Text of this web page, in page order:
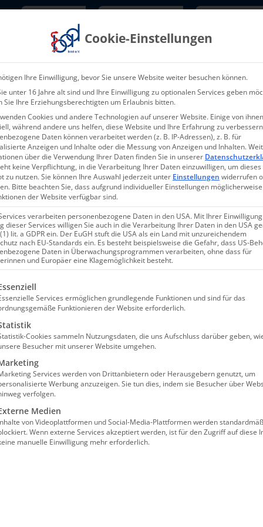
Über uns Aktuelles & Presse
2023
–
des
und Sachsen, aber auch in Brandenburg,
von Pflegeleistungen. Über diese
Stationäre Einrichtungen (bad) e.V., die in
deren Pflegebedarf durch die Leistungen der
Einkommen oder geringer Rente finanzielle
des bad e.V. zeigt, eine Zahlung in Berlin,
zudem bis zu 9 Monate warten, bis die
Ermittlungen werden Zahlungen geleistet.
eine enorme finanzielle Belastung.
die den Eigenanteil nicht selbst tragen
Cookie-Einstellungen
Ihre Einwilligung, bevor Sie unsere Website weiter besuchen können.
unter 16 Jahre alt sind und Ihre Einwilligung zu optionalen Services geben
Sie Ihre Erziehungsberechtigten um Erlaubnis bitten.
Cookies und andere Technologien auf unserer Website. Einige von
während andere uns helfen, diese Website und Ihre Erfahrung zu
Daten können verarbeitet werden (z. B. IP-Adressen), z. B. für
Anzeigen und Inhalte oder die Messung von Anzeigen und Inhalten.
über die Verwendung Ihrer Daten finden Sie in unserer
keine Verpflichtung, in die Verarbeitung Ihrer Daten einzuwilligen, um dieses
zu nutzen.Sie können Ihre Auswahl jederzeit unter Einstellungen widerrufen
Bitte beachten Sie, dass aufgrund individueller Einstellungen
der Website verfügbar sind.
verarbeiten personenbezogene Daten in den USA. Mit Ihrer
dieser Services willigen Sie auch in die Verarbeitung Ihrer Daten in den USA
lit. a GDPR ein. Der EuGH stuft die USA als ein Land mit unzureichendem
nach EU-Standards ein. Es besteht beispielsweise die Gefahr, dass US-
Daten in Überwachungsprogrammen verarbeiten, ohne dass für
und Europäer eine Klagemöglichkeit besteht.
eine Liste der Service-Gruppen, für die eine
Services ermöglichen grundlegende Funktionen und sind für das
Funktionieren der Website erforderlich.
Cookies sammeln Nutzungsdaten, die uns Aufschluss darüber geben,
Besucher mit unserer Website umgehen.
Services werden von Drittanbietern oder Herausgebern genutzt, um
Werbung anzuzeigen. Sie tun dies, indem sie Besucher über
verfolgen.
Medien
von Videoplattformen und Social-Media-Plattformen werden
Wenn externe Services akzeptiert werden, ist für den Zugriff auf diese
manuelle Einwilligung mehr erforderlich.